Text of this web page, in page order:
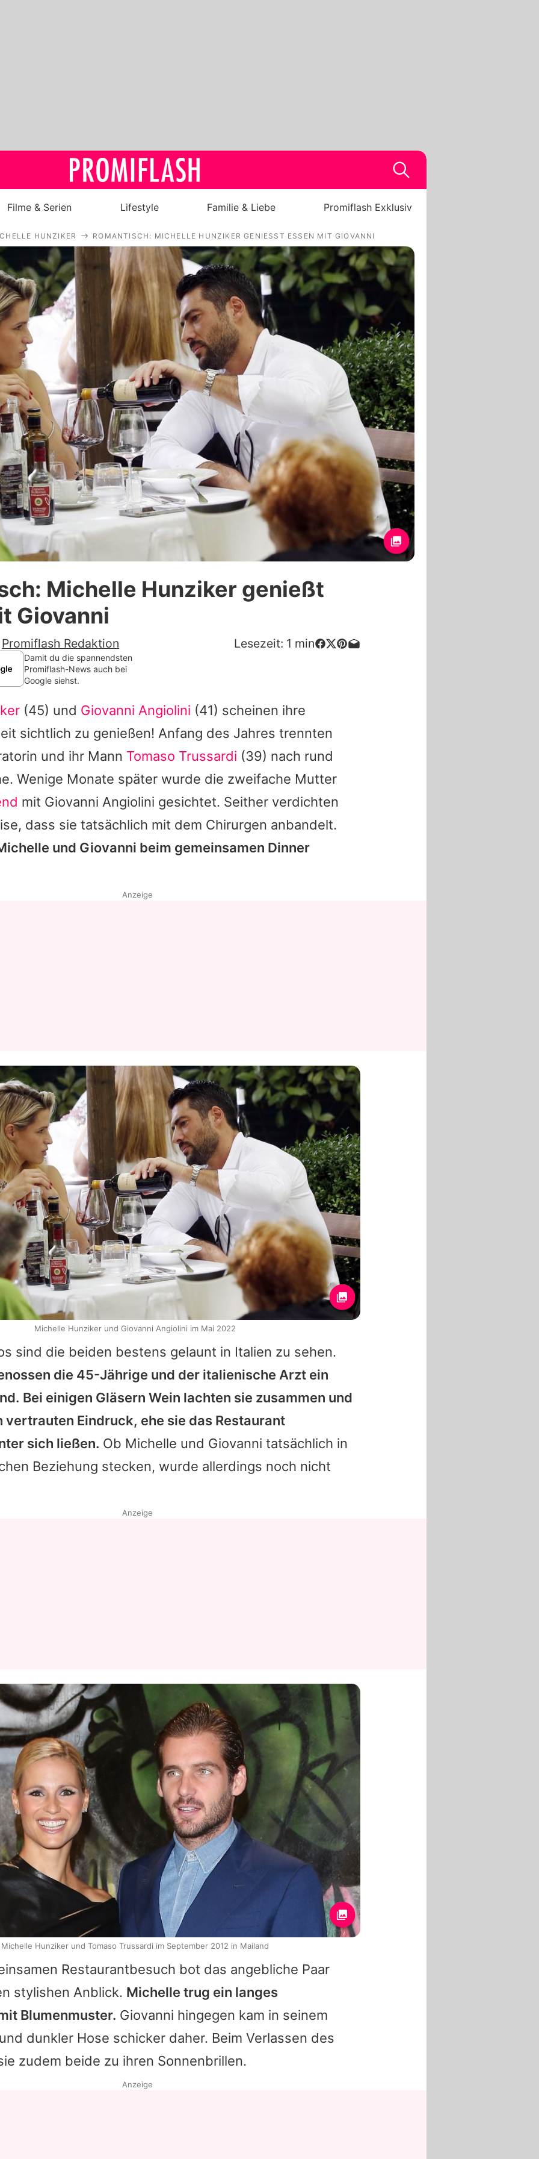
Royals
Stars
Filme & Serien
Lifestyle
Familie & Liebe
Promiflash Exklusiv
Alle Themen auf Promiflash
Jobs
App runterladen
Team
Redaktionelle Richtlinien
Impressum
Datenschutzerklärung
Nutzungsbedingungen
Utiq verwalten
Filme & Serien Lifestyle Familie & Liebe Promiflash Exklusiv
HUNZIKER ROMANTISCH: MICHELLE HUNZIKER GENIESST ESSEN MIT GIOVANNI
Michelle Hunziker genießt
Giovanni
Promiflash Redaktion Lesezeit: 1 min
Damit du die spannendsten
Promiflash-News auch bei
Google siehst.
(45) und Giovanni Angiolini (41) scheinen ihre
sichtlich zu genießen! Anfang des Jahres trennten
und ihr Mann Tomaso Trussardi (39) nach rund
Wenige Monate später wurde die zweifache Mutter
mit Giovanni Angiolini gesichtet. Seither verdichten
dass sie tatsächlich mit dem Chirurgen anbandelt.
und Giovanni beim gemeinsamen Dinner
sind die beiden bestens gelaunt in Italien zu sehen.
die 45-Jährige und der italienische Arzt ein
Bei einigen Gläsern Wein lachten sie zusammen und
vertrauten Eindruck, ehe sie das Restaurant
sich ließen. Ob Michelle und Giovanni tatsächlich in
Beziehung stecken, wurde allerdings noch nicht
Restaurantbesuch bot das angebliche Paar
stylishen Anblick. Michelle trug ein langes
Blumenmuster. Giovanni hingegen kam in seinem
dunkler Hose schicker daher. Beim Verlassen des
zudem beide zu ihren Sonnenbrillen.
Anzeige
Michelle Hunziker und Giovanni Angiolini im Mai 2022
Anzeige
Michelle Hunziker und Tomaso Trussardi im September 2012 in Mailand
Anzeige